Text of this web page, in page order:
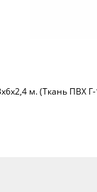
м. (Ткань ПВХ